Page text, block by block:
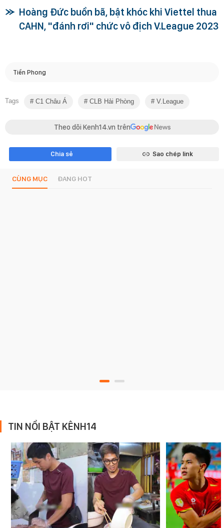
Hoàng Đức buồn bã, bật khóc khi Viettel thua
CAHN, "đánh rơi" chức vô địch V.League 2023
Tiền Phong
Tags C1 Châu Á CLB Hải Phòng V.League
Theo dõi Kenh14.vn trên
Chia sẻ Sao chép link
CÙNG MỤC ĐANG HOT
TIN NỔI BẬT KÊNH14